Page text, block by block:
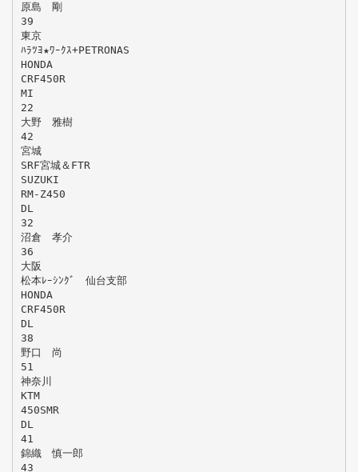
原島 剛
39
東京
ﾊﾗﾂﾖ★ﾜｰｸｽ+PETRONAS
HONDA
CRF450R
MI
22
大野 雅樹
42
宮城
SRF宮城＆FTR
SUZUKI
RM-Z450
DL
32
沼倉 孝介
36
大阪
松本ﾚｰｼﾝｸﾞ 仙台支部
HONDA
CRF450R
DL
38
野口 尚
51
神奈川
KTM
450SMR
DL
41
錦織 慎一郎
43